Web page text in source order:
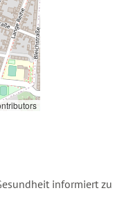
informiert zu